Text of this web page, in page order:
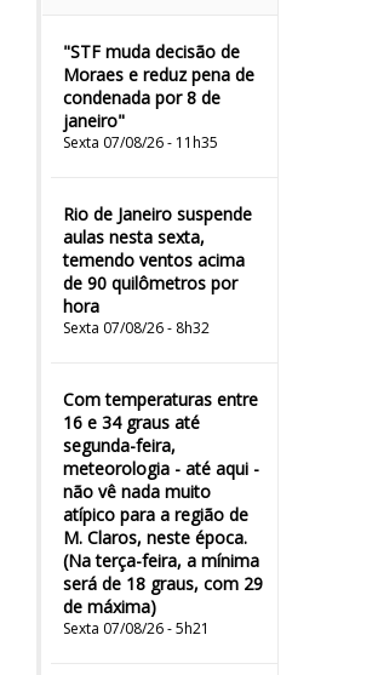
"STF muda decisão de
Moraes e reduz pena de
condenada por 8 de
janeiro"
Sexta 07/08/26 - 11h35
Rio de Janeiro suspende
aulas nesta sexta,
temendo ventos acima
de 90 quilômetros por
hora
Sexta 07/08/26 - 8h32
Com temperaturas entre
16 e 34 graus até
segunda-feira,
meteorologia - até aqui -
não vê nada muito
atípico para a região de
M. Claros, neste época.
(Na terça-feira, a mínima
será de 18 graus, com 29
de máxima)
Sexta 07/08/26 - 5h21